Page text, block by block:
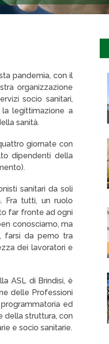
pandemia, con il
organizzazione
socio sanitari,
la legittimazione a
sanità.
giornate con
dipendenti della
sanitari da soli
Fra tutti, un ruolo
far fronte ad ogni
conosciamo, ma
farsi da perno tra
dei lavoratori e
ASL di Brindisi, è
delle Professioni
ed
della struttura, con
e socio sanitarie.